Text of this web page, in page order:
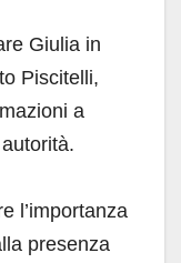
Giulia in
Piscitelli,
a
l’importanza
presenza